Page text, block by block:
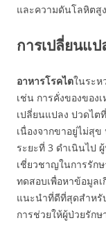
และความดันโลหิตสูง
การเปลี่ยนแ
อาหารโรคไตในระห
เช่น การคั่งของของ
เปลี่ยนแปลง ปวดไ
เนื่องจากขาอยู่ไม่สุ
ระยะที่ 3 ดำเนินไป
เชี่ยวชาญในการรัก
ทดสอบเพื่อหาข้อมูลเ
แนะนำที่ดีที่สุดสำหรั
การช่วยให้ผู้ป่วยรัก